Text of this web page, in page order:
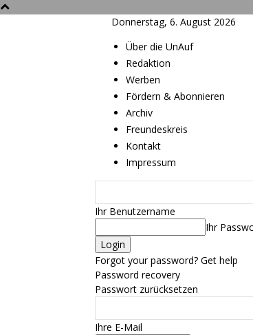
Donnerstag, 6. August 2026
Über die UnAuf
Redaktion
Werben
Fördern & Abonnieren
Archiv
Freundeskreis
Kontakt
Impressum
Ihr Benutzername
Ihr
Forgot your password? Get help
Password recovery
Passwort zurücksetzen
Ihre E-Mail